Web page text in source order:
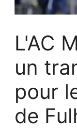
L'AC
un
pour
de